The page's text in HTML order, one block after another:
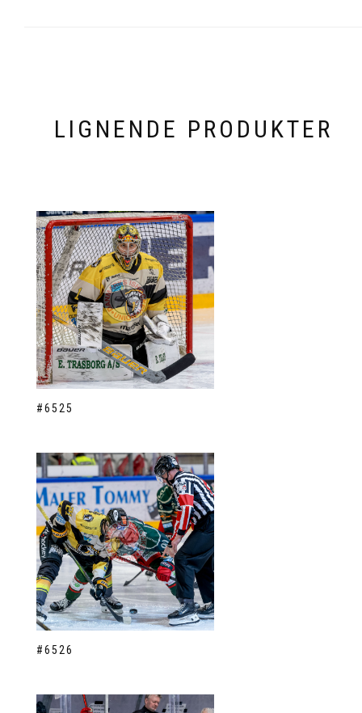
LIGNENDE PRODUKTER
#6525
#6526